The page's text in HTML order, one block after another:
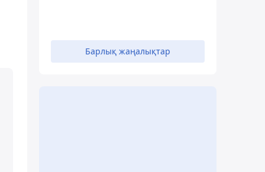
Барлық жаңалықтар